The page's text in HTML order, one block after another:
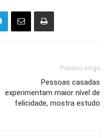
Próximo artigo
Pessoas casadas
experimentam maior nível de
felicidade, mostra estudo